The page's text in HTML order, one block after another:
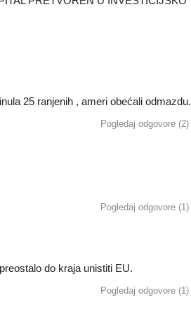
25 ranjenih , ameri obećali odmazdu.
Pogledaj odgovore (2)
Pogledaj odgovore (1)
do kraja unistiti EU.
Pogledaj odgovore (1)